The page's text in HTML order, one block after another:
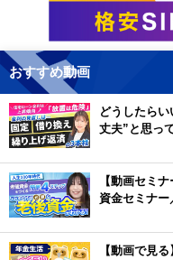
おすすめ動画
どうしたら
丈夫”と思っ
【動画セミ
資金セミナー
【動画で見